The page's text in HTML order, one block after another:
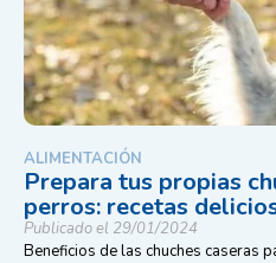
ALIMENTACIÓN
Prepara tus propias
perros: recetas
Publicado el 29/01/2024
Beneficios de las chuches caseras